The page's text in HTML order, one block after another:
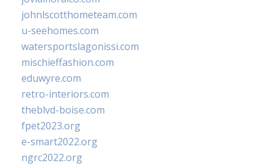
johnlscotthometeam.com
u-seehomes.com
watersportslagonissi.com
mischieffashion.com
eduwyre.com
retro-interiors.com
theblvd-boise.com
fpet2023.org
e-smart2022.org
ngrc2022.org